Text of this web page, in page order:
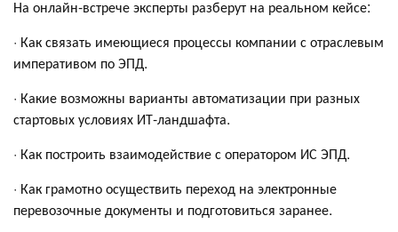
На онлайн-встрече эксперты разберут на реальном кейсе:
· Как связать имеющиеся процессы компании с отраслевым
императивом по ЭПД.
· Какие возможны варианты автоматизации при разных
стартовых условиях ИТ-ландшафта.
· Как построить взаимодействие с оператором ИС ЭПД.
· Как грамотно осуществить переход на электронные
перевозочные документы и подготовиться заранее.